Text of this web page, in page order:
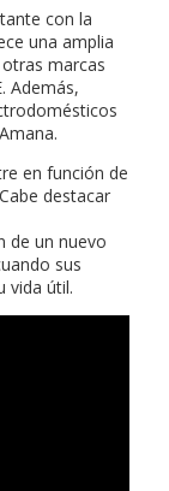
con la
una amplia
marcas
Además,
en función de
destacar
de un nuevo
sus
vida útil.